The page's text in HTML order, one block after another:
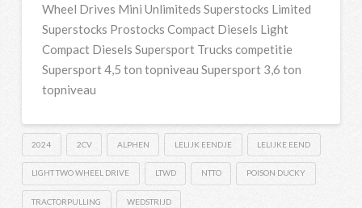
Wheel Drives Mini Unlimiteds Superstocks Limited
Superstocks Prostocks Compact Diesels Light
Compact Diesels Supersport Trucks competitie
Supersport 4,5 ton topniveau Supersport 3,6 ton
topniveau
2024 2CV ALPHEN LELIJK EENDJE LELIJKE EEND
LIGHT TWO WHEEL DRIVE LTWD NTTO POISON DUCKY
TRACTORPULLING WEDSTRIJD